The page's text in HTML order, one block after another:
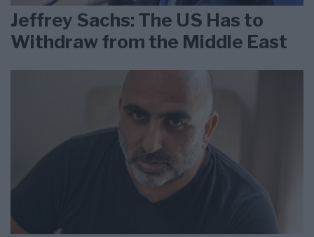
Jeffrey Sachs: The US Has to
Withdraw from the Middle East